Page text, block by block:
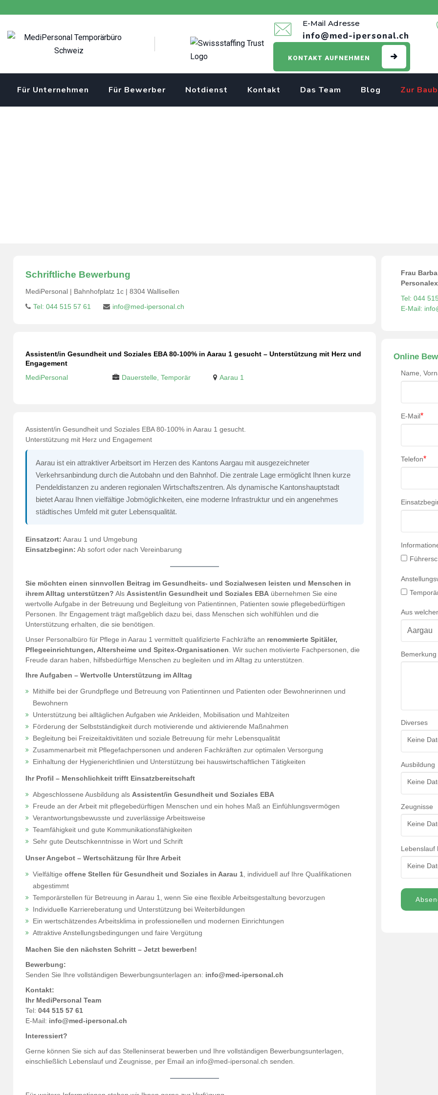
content
E-Mail Adresse
info@med-ipersonal.ch
KONTAKT AUFNEHMEN
Für Unternehmen Für Bewerber Notdienst Kontakt Das Team Blog Zur
Schriftliche Bewerbung
MediPersonal | Bahnhofplatz 1c | 8304 Wallisellen
Tel: 044 515 57 61
info@med-ipersonal.ch
Assistent/in Gesundheit und Soziales EBA 80-100% in Aarau 1 gesucht – Unterstützung mit Herz und
Engagement
MediPersonal
Dauerstelle, Temporär Aarau 1
Assistent/in Gesundheit und Soziales EBA 80-100% in Aarau 1 gesucht.
Unterstützung mit Herz und Engagement
Aarau ist ein attraktiver Arbeitsort im Herzen des Kantons Aargau mit ausgezeichneter
Verkehrsanbindung durch die Autobahn und den Bahnhof. Die zentrale Lage ermöglicht Ihnen kurze
Pendeldistanzen zu anderen regionalen Wirtschaftszentren. Als dynamische Kantonshauptstadt
bietet Aarau Ihnen vielfältige Jobmöglichkeiten, eine moderne Infrastruktur und ein angenehmes
städtisches Umfeld mit guter Lebensqualität.
Einsatzort: Aarau 1 und Umgebung
Einsatzbeginn: Ab sofort oder nach Vereinbarung
Sie möchten einen sinnvollen Beitrag im Gesundheits- und Sozialwesen leisten und Menschen in
ihrem Alltag unterstützen? Als Assistent/in Gesundheit und Soziales EBA übernehmen Sie eine
wertvolle Aufgabe in der Betreuung und Begleitung von Patientinnen, Patienten sowie pflegebedürftigen
Personen. Ihr Engagement trägt maßgeblich dazu bei, dass Menschen sich wohlfühlen und die
Unterstützung erhalten, die sie benötigen.
Unser Personalbüro für Pflege in Aarau 1 vermittelt qualifizierte Fachkräfte an renommierte Spitäler,
Pflegeeinrichtungen, Altersheime und Spitex-Organisationen . Wir suchen motivierte Fachpersonen, die
Freude daran haben, hilfsbedürftige Menschen zu begleiten und im Alltag zu unterstützen.
Ihre Aufgaben – Wertvolle Unterstützung im Alltag
Mithilfe bei der Grundpflege und Betreuung von Patientinnen und Patienten oder Bewohnerinnen und
Bewohnern
Unterstützung bei alltäglichen Aufgaben wie Ankleiden, Mobilisation und Mahlzeiten
Förderung der Selbstständigkeit durch motivierende und aktivierende Maßnahmen
Begleitung bei Freizeitaktivitäten und soziale Betreuung für mehr Lebensqualität
Zusammenarbeit mit Pflegefachpersonen und anderen Fachkräften zur optimalen Versorgung
Einhaltung der Hygienerichtlinien und Unterstützung bei hauswirtschaftlichen Tätigkeiten
Ihr Profil – Menschlichkeit trifft Einsatzbereitschaft
Abgeschlossene Ausbildung als Assistent/in Gesundheit und Soziales EBA
Freude an der Arbeit mit pflegebedürftigen Menschen und ein hohes Maß an Einfühlungsvermögen
Verantwortungsbewusste und zuverlässige Arbeitsweise
Teamfähigkeit und gute Kommunikationsfähigkeiten
Sehr gute Deutschkenntnisse in Wort und Schrift
Unser Angebot – Wertschätzung für Ihre Arbeit
Vielfältige offene Stellen für Gesundheit und Soziales in Aarau 1 , individuell auf Ihre Qualifikationen
abgestimmt
Temporärstellen für Betreuung in Aarau 1, wenn Sie eine flexible Arbeitsgestaltung bevorzugen
Individuelle Karriereberatung und Unterstützung bei Weiterbildungen
Ein wertschätzendes Arbeitsklima in professionellen und modernen Einrichtungen
Attraktive Anstellungsbedingungen und faire Vergütung
Machen Sie den nächsten Schritt – Jetzt bewerben!
Bewerbung:
Senden Sie Ihre vollständigen Bewerbungsunterlagen an: info@med-ipersonal.ch
Kontakt:
Ihr MediPersonal Team
Tel: 044 515 57 61
E-Mail: info@med-ipersonal.ch
Interessiert?
Gerne können Sie sich auf das Stelleninserat bewerben und Ihre vollständigen Bewerbungsunterlagen,
einschließlich Lebenslauf und Zeugnisse, per Email an info@med-ipersonal.ch senden.
Frau
Tel: 044
E-Mail:
Online
Name,
E-Mail*
Telefon*
Aus
Bemerkung
Diverses
Keine
Ausbildung
Keine
Zeugnisse
Keine
Lebenslauf
Keine